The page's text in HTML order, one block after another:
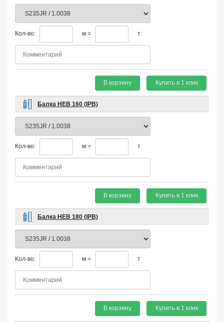
Кол-во: м = т
В корзину Купить в 1 клик
Балка HEB 160 (IPB)
Кол-во: м = т
В корзину Купить в 1 клик
Балка HEB 180 (IPB)
Кол-во: м = т
В корзину Купить в 1 клик